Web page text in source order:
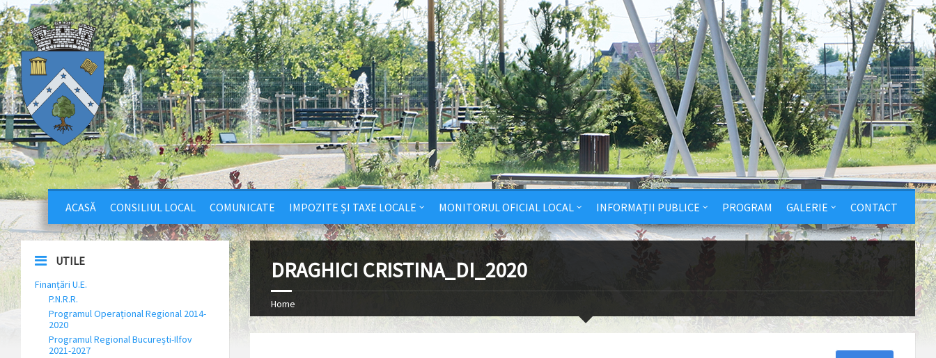
ACASĂ CONSILIUL LOCAL COMUNICATE IMPOZITE ȘI TAXE LOCALE MONITORUL OFICIAL LOCAL INFORMAȚII PUBLICE PROGRAM GALERIE CONTACT
DRAGHICI CRISTINA_DI_2020
Home
UTILE
Finanțări U.E.
P.N.R.R.
Programul Operațional Regional 2014-
2020
Programul Regional București-Ilfov
2021-2027